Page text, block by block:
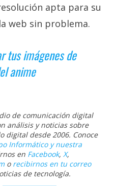
apta para su
web sin problema.
tus imágenes de
anime
de comunicación digital
análisis y noticias sobre
digital desde 2006. Conoce
Informático y nuestra
en Facebook, X,
o recibirnos en tu correo
de tecnología.